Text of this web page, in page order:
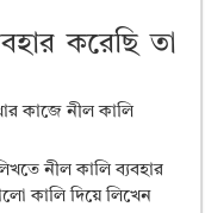
করেছি তা
কাজে নীল কালি
নীল কালি ব্যবহার
কালি দিয়ে লিখেন